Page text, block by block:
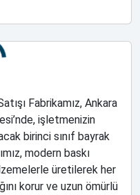
Fabrikamız, Ankara
işletmenizin
birinci sınıf bayrak
modern baskı
üretilerek her
korur ve uzun ömürlü